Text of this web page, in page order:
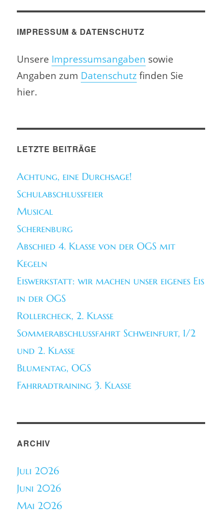
IMPRESSUM & DATENSCHUTZ
Unsere Impressumsangaben sowie
Angaben zum Datenschutzfinden Sie
hier.
LETZTE BEITRÄGE
Achtung, eine Durchsage!
Schulabschlussfeier
Musical
Scherenburg
Abschied 4. Klasse von der OGS mit
Kegeln
Eiswerkstatt: wir machen unser eigenes Eis
in der OGS
Rollercheck, 2. Klasse
Sommerabschlussfahrt Schweinfurt, 1/2
und 2. Klasse
Blumentag, OGS
Fahrradtraining 3. Klasse
ARCHIV
Juli 2026
Juni 2026
Mai 2026